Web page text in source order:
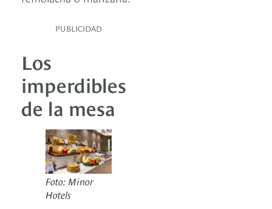
PUBLICIDAD
Los
imperdibles
de la mesa
Foto: Minor
Hotels